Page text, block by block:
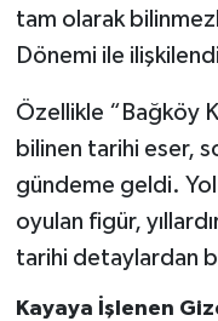
tam olarak
Dönemi ile
Özellikle “Bağköy
bilinen tarihi eser,
gündeme geldi. Yol
oyulan figür,
tarihi detaylardan
Kayaya İşlenen